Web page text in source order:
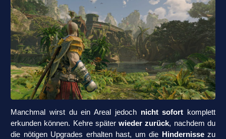
Manchmal wirst du ein Areal jedoch nicht sofort komplett
erkunden können. Kehre späterwieder zurück, nachdem du
die nötigen Upgrades erhalten hast, um die
Hindernissezu